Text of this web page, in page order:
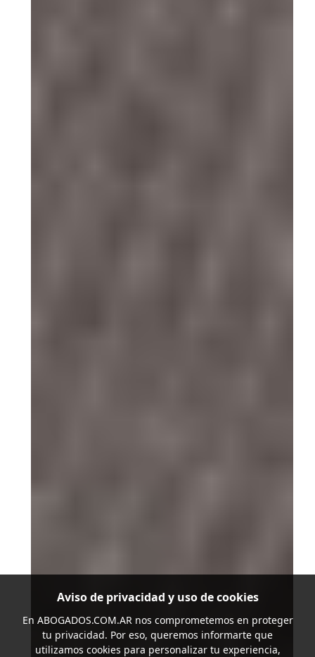
Aviso de privacidad y uso de cookies
En ABOGADOS.COM.ARnos comprometemos en proteger
tu privacidad. Por eso, queremos informarte que
utilizamos cookies para personalizar tu experiencia,